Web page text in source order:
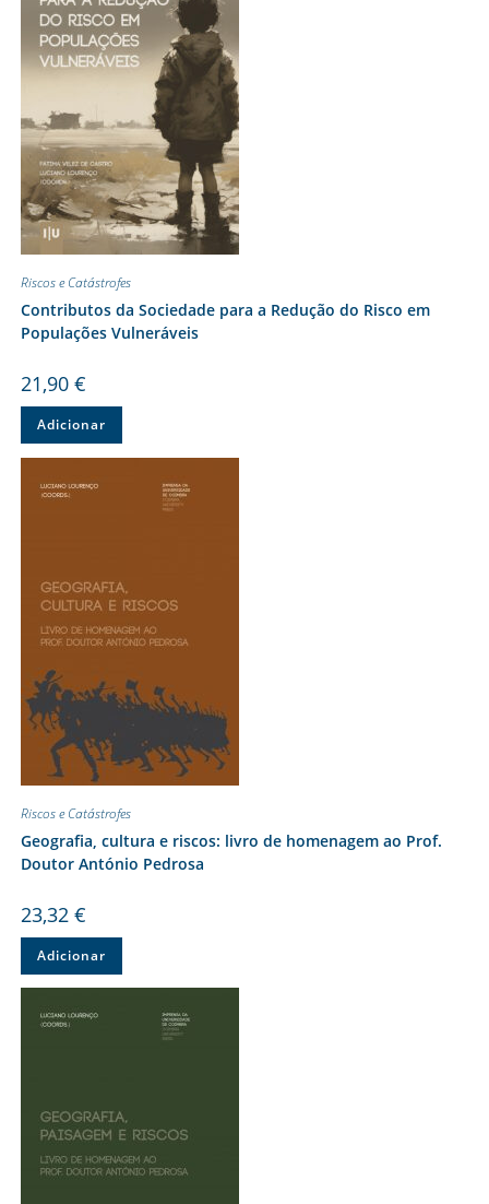
Riscos e Catástrofes
Contributos da Sociedade para a Redução do Risco em
Populações Vulneráveis
21,90 €
Adicionar
Riscos e Catástrofes
Geografia, cultura e riscos: livro de homenagem ao Prof.
Doutor António Pedrosa
23,32 €
Adicionar